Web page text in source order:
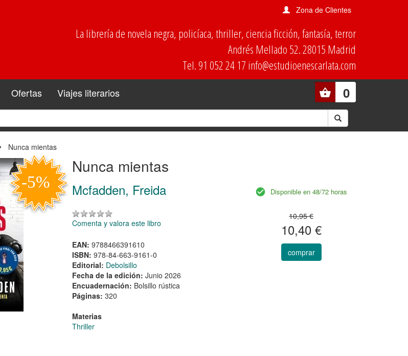
Zona de Clientes
La librería de novela negra, policíaca, thriller, ciencia ficción, fantasía, terror
Andrés Mellado 52. 28015 Madrid
Tel. 91 052 24 17 info@estudioenescarlata.com
0
Ofertas Viajes literarios
Nunca mientas
Nunca mientas
Mcfadden, Freida
Comenta y valora este libro
EAN: 9788466391610
ISBN: 978-84-663-9161-0
Editorial: Debolsillo
Fecha de la edición: Junio 2026
Encuadernación: Bolsillo rústica
Páginas: 320
Materias
Thriller
Disponible en 48/72 horas
10,95 €
10,40 €
comprar